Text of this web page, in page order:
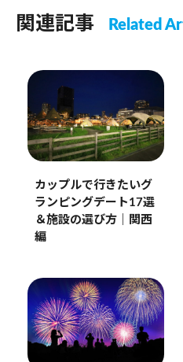
関連記事 Related
カップルで行きたいグ
ランピングデート17選
＆施設の選び方｜関西
編